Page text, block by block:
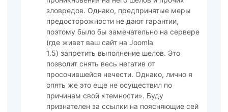
зловредов. Однако, предпринятые меры
предосторожности не дают гарантии,
поэтому было бы замечательно на сервере
(где живет ваш сайт на Joomla
1.5) запретить выполнение шелов. Это
позволит снять весь негатив от
просочившейся нечести. Однако, лично я
опять же это еще не осуществил по
причинам свой «темности». Буду
признателен за ссылки на поясняющие сей